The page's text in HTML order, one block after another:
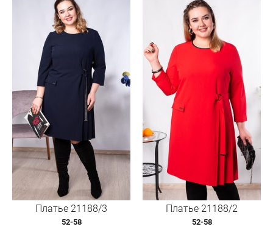
Платье 21188/3
52-58
Платье 21188/2
52-58